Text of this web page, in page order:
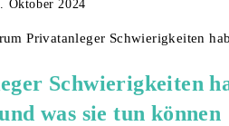
Oktober 2024
Schwierigkeiten
was sie tun können